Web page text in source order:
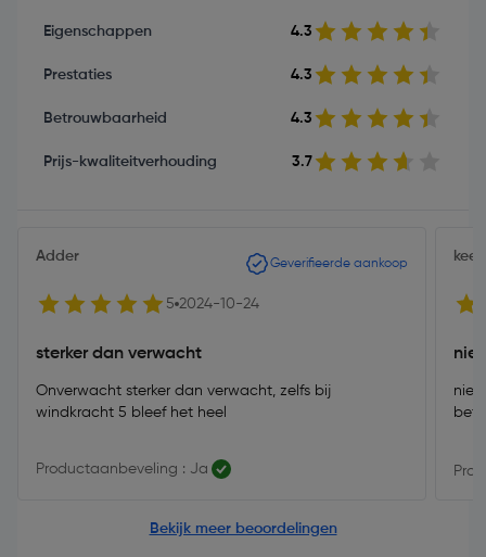
Eigenschappen 4.3
Prestaties 4.3
Betrouwbaarheid 4.3
Prijs-kwaliteitverhouding 3.7
Adder Geverifieerde aankoop
5 2024-10-24
sterker dan verwacht
Onverwacht sterker dan verwacht, zelfs bij
windkracht 5 bleef het heel
Productaanbeveling : Ja
niet
Bekijk meer beoordelingen